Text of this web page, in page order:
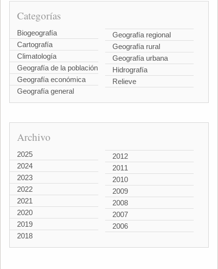
Categorías
Biogeografía
Cartografía
Climatología
Geografía de la población
Geografía económica
Geografía general
Geografía regional
Geografía rural
Geografía urbana
Hidrografía
Relieve
Archivo
2025
2024
2023
2022
2021
2020
2019
2018
2012
2011
2010
2009
2008
2007
2006